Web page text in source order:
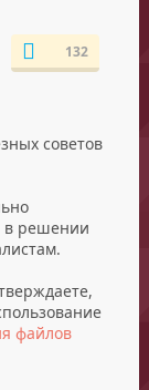
132
советов
в решении
файлов